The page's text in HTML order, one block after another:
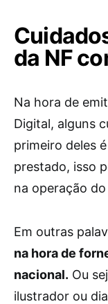
da NF
Na hora de
Digital, alguns
primeiro deles
prestado, isso
na operação do
Em outras
na hora de
nacional. Ou
ilustrador ou